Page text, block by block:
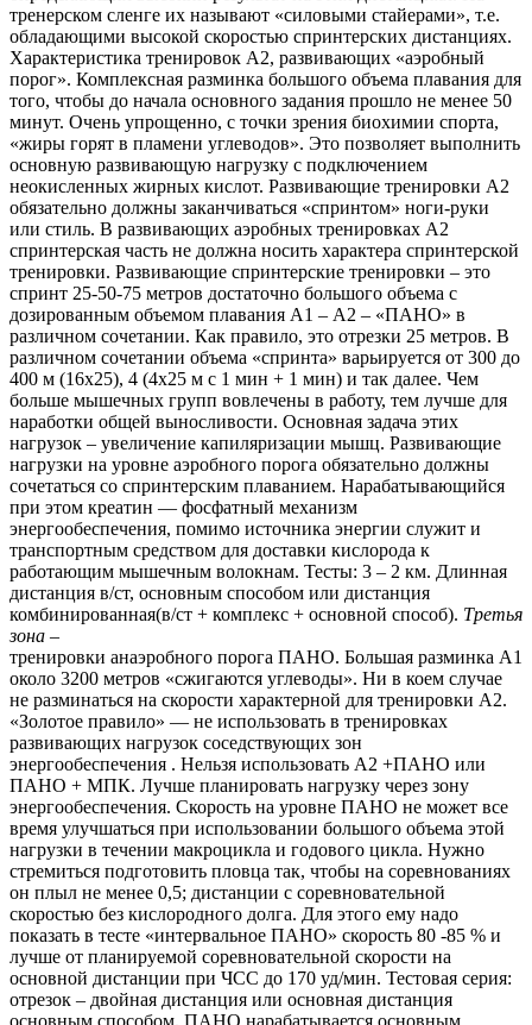
тренерском сленге их называют «силовыми стайерами», т.е.
обладающими высокой скоростью спринтерских дистанциях.
Характеристика тренировок А2, развивающих «аэробный
порог». Комплексная разминка большого объема плавания для
того, чтобы до начала основного задания прошло не менее 50
минут. Очень упрощенно, с точки зрения биохимии спорта,
«жиры горят в пламени углеводов». Это позволяет выполнить
основную развивающую нагрузку с подключением
неокисленных жирных кислот. Развивающие тренировки А2
обязательно должны заканчиваться «спринтом» ноги-руки
или стиль. В развивающих аэробных тренировках А2
спринтерская часть не должна носить характера спринтерской
тренировки. Развивающие спринтерские тренировки – это
спринт 25-50-75 метров достаточно большого объема с
дозированным объемом плавания А1 – А2 – «ПАНО» в
различном сочетании. Как правило, это отрезки 25 метров. В
различном сочетании объема «спринта» варьируется от 300 до
400 м (16х25), 4 (4х25 м с 1 мин + 1 мин) и так далее. Чем
больше мышечных групп вовлечены в работу, тем лучше для
наработки общей выносливости. Основная задача этих
нагрузок – увеличение капиляризации мышц. Развивающие
нагрузки на уровне аэробного порога обязательно должны
сочетаться со спринтерским плаванием. Нарабатывающийся
при этом креатин — фосфатный механизм
энергообеспечения, помимо источника энергии служит и
транспортным средством для доставки кислорода к
работающим мышечным волокнам. Тесты: 3 – 2 км. Длинная
дистанция в/ст, основным способом или дистанция
комбинированная(в/ст + комплекс + основной способ). Третья
зона –
тренировки анаэробного порога ПАНО. Большая разминка А1
около 3200 метров «сжигаются углеводы». Ни в коем случае
не разминаться на скорости характерной для тренировки А2.
«Золотое правило» — не использовать в тренировках
развивающих нагрузок соседствующих зон
энергообеспечения . Нельзя использовать А2 +ПАНО или
ПАНО + МПК. Лучше планировать нагрузку через зону
энергообеспечения. Скорость на уровне ПАНО не может все
время улучшаться при использовании большого объема этой
нагрузки в течении макроцикла и годового цикла. Нужно
стремиться подготовить пловца так, чтобы на соревнованиях
он плыл не менее 0,5; дистанции с соревновательной
скоростью без кислородного долга. Для этого ему надо
показать в тесте «интервальное ПАНО» скорость 80 -85 % и
лучше от планируемой соревновательной скорости на
основной дистанции при ЧСС до 170 уд/мин. Тестовая серия:
отрезок – двойная дистанция или основная дистанция
основным способом. ПАНО нарабатывается основным